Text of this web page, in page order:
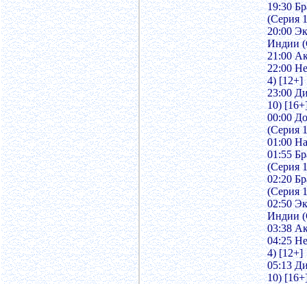
19:30
(Серия
20:00
Индии
21:00
22:00
4) [12+]
23:00
10)
00:00
(Серия
01:00
01:55
(Серия
02:20
(Серия
02:50
Индии
03:38
04:25
4) [12+]
05:13
10)